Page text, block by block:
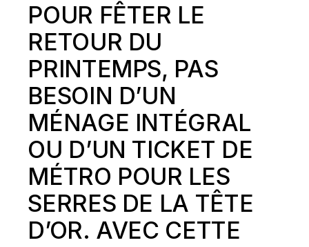
POUR FÊTER LE
RETOUR DU
PRINTEMPS, PAS
BESOIN D’UN
MÉNAGE INTÉGRAL
OU D’UN TICKET DE
MÉTRO POUR LES
SERRES DE LA TÊTE
D’OR. AVEC CETTE